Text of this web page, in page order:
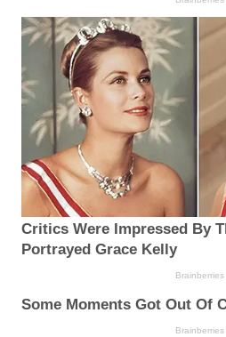
Critics Were Impressed By
Portrayed Grace Kelly
Brainberries
Some Moments Got Out Of
Brainberries